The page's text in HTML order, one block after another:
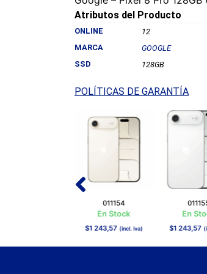
Atributos del Producto
ONLINE
12
MARCA
GOOGLE
SSD
128GB
POLÍTICAS DE GARANTÍA
011154
En Stock
$1 243,57 (incl. iva)
En
$1 243,57